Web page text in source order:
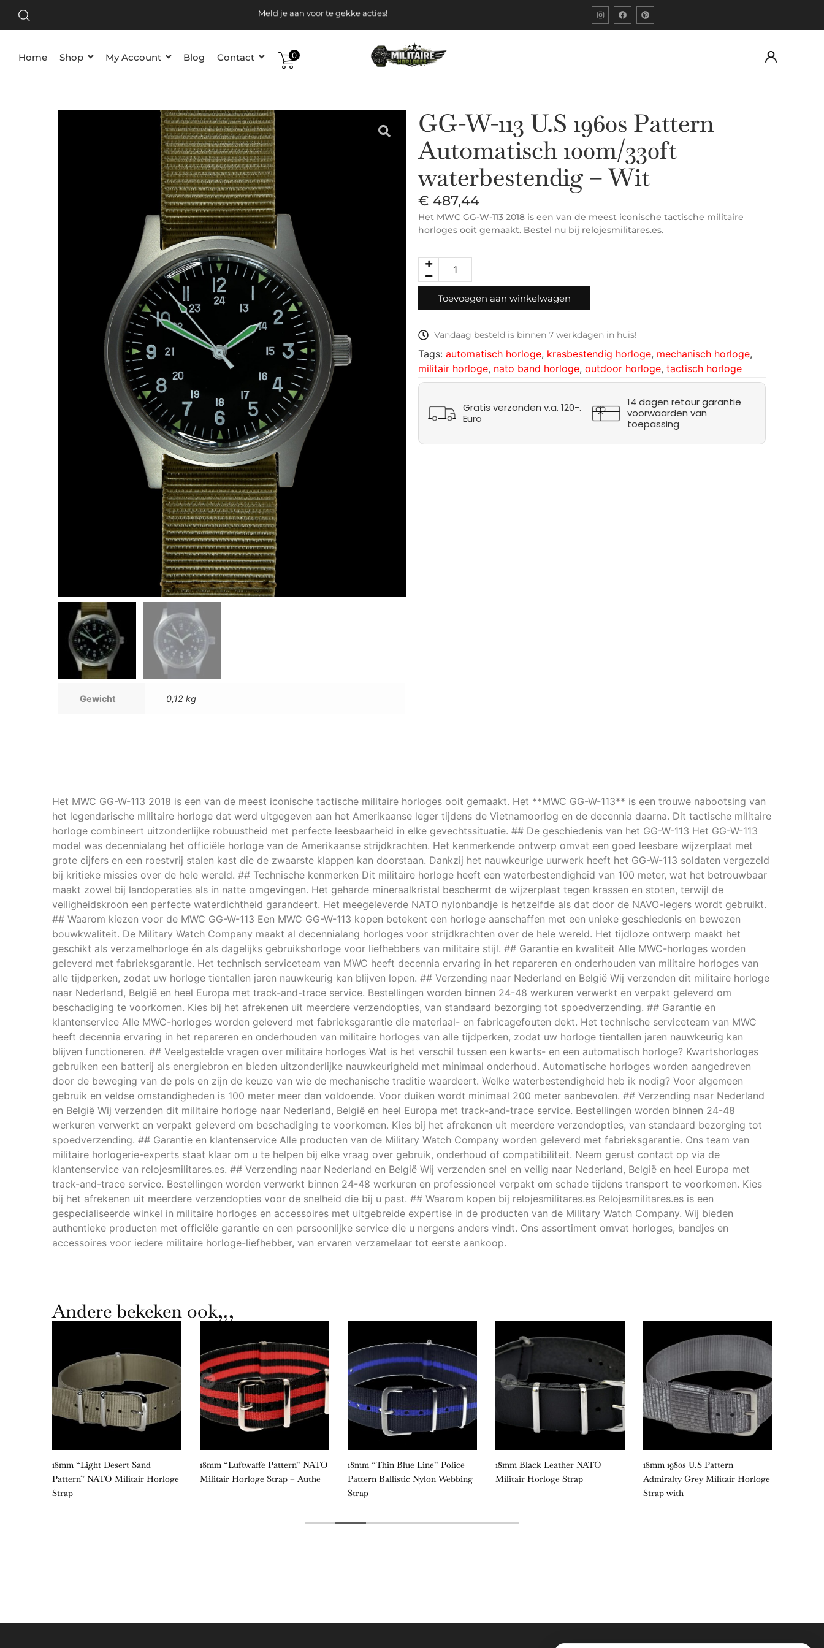
Meld je aan voor te gekke acties!
Home Shop My Account Blog Contact 0
Gewicht 0,12 kg
GG-W-113 U.S 1960s Pattern
Automatisch 100m/330ft
waterbestendig – Wit
€ 487,44
Het MWC GG-W-113 2018 is een van de meest iconische tactische militaire
horloges ooit gemaakt. Bestel nu bij relojesmilitares.es.
Toevoegen aan winkelwagen
Vandaag besteld is binnen 7 werkdagen in huis!
Tags: automatisch horloge, krasbestendig horloge, mechanisch horloge,
militair horloge, nato band horloge, outdoor horloge, tactisch horloge
Gratis verzonden v.a. 120-.
Euro
14 dagen retour garantie
voorwaarden van
toepassing
Het MWC GG-W-113 2018 is een van de meest iconische tactische militaire horloges ooit gemaakt. Het **MWC GG-W-113** is een trouwe nabootsing van
het legendarische militaire horloge dat werd uitgegeven aan het Amerikaanse leger tijdens de Vietnamoorlog en de decennia daarna. Dit tactische militaire
horloge combineert uitzonderlijke robuustheid met perfecte leesbaarheid in elke gevechtssituatie. ## De geschiedenis van het GG-W-113 Het GG-W-113
model was decennialang het officiële horloge van de Amerikaanse strijdkrachten. Het kenmerkende ontwerp omvat een goed leesbare wijzerplaat met
grote cijfers en een roestvrij stalen kast die de zwaarste klappen kan doorstaan. Dankzij het nauwkeurige uurwerk heeft het GG-W-113 soldaten vergezeld
bij kritieke missies over de hele wereld. ## Technische kenmerken Dit militaire horloge heeft een waterbestendigheid van 100 meter, wat het betrouwbaar
maakt zowel bij landoperaties als in natte omgevingen. Het geharde mineraalkristal beschermt de wijzerplaat tegen krassen en stoten, terwijl de
veiligheidskroon een perfecte waterdichtheid garandeert. Het meegeleverde NATO nylonbandje is hetzelfde als dat door de NAVO-legers wordt gebruikt.
## Waarom kiezen voor de MWC GG-W-113 Een MWC GG-W-113 kopen betekent een horloge aanschaffen met een unieke geschiedenis en bewezen
bouwkwaliteit. De Military Watch Company maakt al decennialang horloges voor strijdkrachten over de hele wereld. Het tijdloze ontwerp maakt het
geschikt als verzamelhorloge én als dagelijks gebruikshorloge voor liefhebbers van militaire stijl. ## Garantie en kwaliteit Alle MWC-horloges worden
geleverd met fabrieksgarantie. Het technisch serviceteam van MWC heeft decennia ervaring in het repareren en onderhouden van militaire horloges van
alle tijdperken, zodat uw horloge tientallen jaren nauwkeurig kan blijven lopen. ## Verzending naar Nederland en België Wij verzenden dit militaire horloge
naar Nederland, België en heel Europa met track-and-trace service. Bestellingen worden binnen 24-48 werkuren verwerkt en verpakt geleverd om
beschadiging te voorkomen. Kies bij het afrekenen uit meerdere verzendopties, van standaard bezorging tot spoedverzending. ## Garantie en
klantenservice Alle MWC-horloges worden geleverd met fabrieksgarantie die materiaal- en fabricagefouten dekt. Het technische serviceteam van MWC
heeft decennia ervaring in het repareren en onderhouden van militaire horloges van alle tijdperken, zodat uw horloge tientallen jaren nauwkeurig kan
blijven functioneren. ## Veelgestelde vragen over militaire horloges Wat is het verschil tussen een kwarts- en een automatisch horloge? Kwartshorloges
gebruiken een batterij als energiebron en bieden uitzonderlijke nauwkeurigheid met minimaal onderhoud. Automatische horloges worden aangedreven
door de beweging van de pols en zijn de keuze van wie de mechanische traditie waardeert. Welke waterbestendigheid heb ik nodig? Voor algemeen
gebruik en veldse omstandigheden is 100 meter meer dan voldoende. Voor duiken wordt minimaal 200 meter aanbevolen. ## Verzending naar Nederland
en België Wij verzenden dit militaire horloge naar Nederland, België en heel Europa met track-and-trace service. Bestellingen worden binnen 24-48
werkuren verwerkt en verpakt geleverd om beschadiging te voorkomen. Kies bij het afrekenen uit meerdere verzendopties, van standaard bezorging tot
spoedverzending. ## Garantie en klantenservice Alle producten van de Military Watch Company worden geleverd met fabrieksgarantie. Ons team van
militaire horlogerie-experts staat klaar om u te helpen bij elke vraag over gebruik, onderhoud of compatibiliteit. Neem gerust contact op via de
klantenservice van relojesmilitares.es. ## Verzending naar Nederland en België Wij verzenden snel en veilig naar Nederland, België en heel Europa met
track-and-trace service. Bestellingen worden verwerkt binnen 24-48 werkuren en professioneel verpakt om schade tijdens transport te voorkomen. Kies
bij het afrekenen uit meerdere verzendopties voor de snelheid die bij u past. ## Waarom kopen bij relojesmilitares.es Relojesmilitares.es is een
gespecialiseerde winkel in militaire horloges en accessoires met uitgebreide expertise in de producten van de Military Watch Company. Wij bieden
authentieke producten met officiële garantie en een persoonlijke service die u nergens anders vindt. Ons assortiment omvat horloges, bandjes en
accessoires voor iedere militaire horloge-liefhebber, van ervaren verzamelaar tot eerste aankoop.
Andere bekeken ook,,,
18mm “Light Desert Sand
Pattern” NATO Militair Horloge
Strap
18mm “Luftwaffe Pattern” NATO
Militair Horloge Strap – Authe
18mm “Thin Blue Line” Police
Pattern Ballistic Nylon Webbing
Strap
18mm Black Leather NATO
Militair Horloge Strap
18mm 1980s U.S Pattern
Admiralty Grey Militair Horloge
Strap with